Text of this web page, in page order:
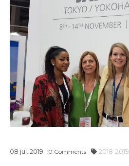
08 jul. 2019 0 Comments 2018-2019